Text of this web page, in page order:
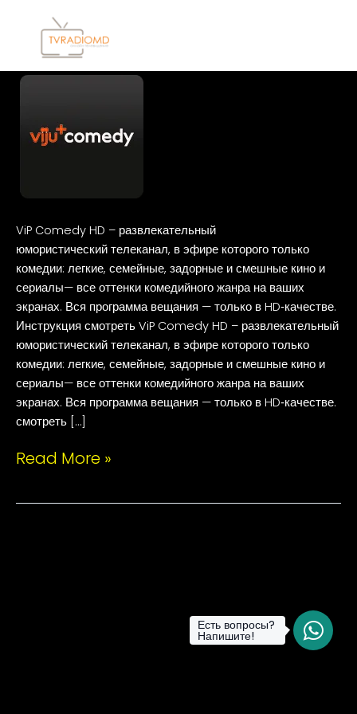
содержимому
ViP Comedy HD – развлекательный
юмористический телеканал, в эфире которого только
комедии: легкие, семейные, задорные и смешные кино и
сериалы— все оттенки комедийного жанра на ваших
экранах. Вся программа вещания — только в HD‑качестве.
Инструкция смотреть ViP Comedy HD – развлекательный
юмористический телеканал, в эфире которого только
комедии: легкие, семейные, задорные и смешные кино и
сериалы— все оттенки комедийного жанра на ваших
экранах. Вся программа вещания — только в HD‑качестве.
смотреть […]
VIP-
Read More »
Есть вопросы?
Напишите!